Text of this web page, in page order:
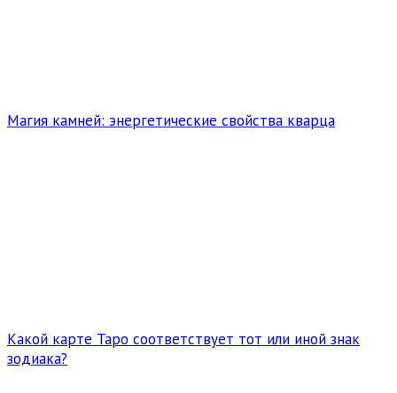
Магия камней: энергетические свойства кварца
Какой карте Таро соответствует тот или иной знак
зодиака?